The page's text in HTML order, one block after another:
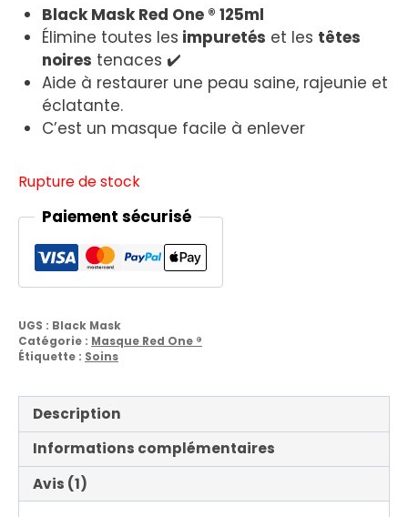
Black Mask Red One ® 125ml
Élimine toutes les impuretés et les têtes
noires tenaces ✔️
Aide à restaurer une peau saine, rajeunie et
éclatante.
C’est un masque facile à enlever
Rupture de stock
Paiement sécurisé
UGS : Black Mask
Catégorie : Masque Red One ®
Étiquette : Soins
Description
Informations complémentaires
Avis (1)